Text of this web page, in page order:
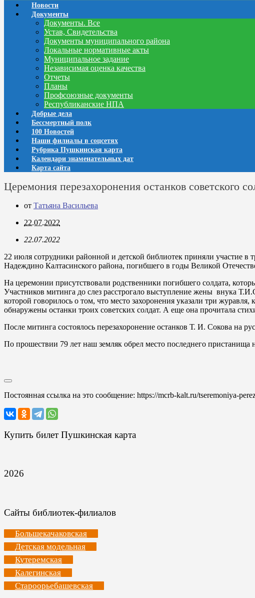
Новости
Документы
Документы. Все
Устав, Свидетельства
Документы муниципального района
Локальные нормативные акты
Муниципальное задание
Независимая оценка качества
Отчеты
Планы
Профсоюзные документы
Республиканские НПА
Добрые дела
Бессмертный полк
100 Новостей
Наши филиалы в соцсетях
Рубрика Пушкинская карта
Календари знаменательных дат
Карта сайта
Церемония перезахоронения останков советского
от Татьяна Васильева
22.07.2022
22.07.2022
22 июля сотрудники районной и детской библиотек приняли участие
Надеждино Калтасинского района, погибшего в годы Великой
На церемонии присутствовали родственники погибшего солдата,
Участников митинга до слез расстрогало выступление жены внука
которой говорилось о том, что место захоронения указали три
обнаружены останки троих советских солдат. А еще она прочитала
После митинга состоялось перезахоронение останков Т. И. Сокова на
По прошествии 79 лет наш земляк обрел место последнего пристанища
Постоянная ссылка на это сообщение: https://mcrb-kalt.ru/tseremoniya-
Купить билет Пушкинская карта
2026
Сайты библиотек-филиалов
Большекачаковская
Детская модельная
Кутеремская
Калегинская
Староорьебашевская